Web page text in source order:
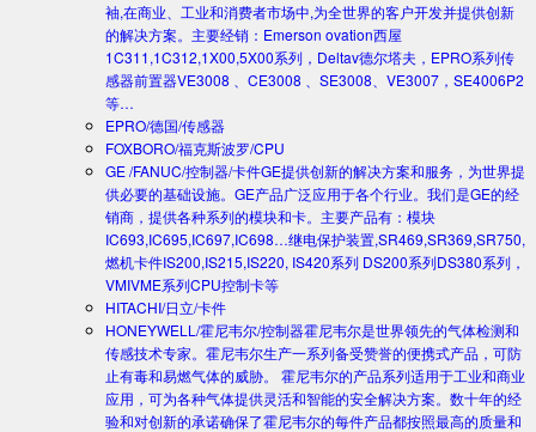
袖,在商业、工业和消费者市场中,为全世界的客户开发并提供创新
的解决方案。主要经销：Emerson ovation西屋
1C311,1C312,1X00,5X00系列，Deltav德尔塔夫，EPRO系列传
感器前置器VE3008 、CE3008 、SE3008、VE3007，SE4006P2
等…
EPRO/德国/传感器
FOXBORO/福克斯波罗/CPU
GE /FANUC/控制器/卡件GE提供创新的解决方案和服务，为世界提
供必要的基础设施。GE产品广泛应用于各个行业。我们是GE的经
销商，提供各种系列的模块和卡。主要产品有：模块
IC693,IC695,IC697,IC698…继电保护装置,SR469,SR369,SR750,
燃机卡件IS200,IS215,IS220, IS420系列 DS200系列DS380系列，
VMIVME系列CPU控制卡等
HITACHI/日立/卡件
HONEYWELL/霍尼韦尔/控制器霍尼韦尔是世界领先的气体检测和
传感技术专家。霍尼韦尔生产一系列备受赞誉的便携式产品，可防
止有毒和易燃气体的威胁。 霍尼韦尔的产品系列适用于工业和商业
应用，可为各种气体提供灵活和智能的安全解决方案。数十年的经
验和对创新的承诺确保了霍尼韦尔的每件产品都按照最高的质量和